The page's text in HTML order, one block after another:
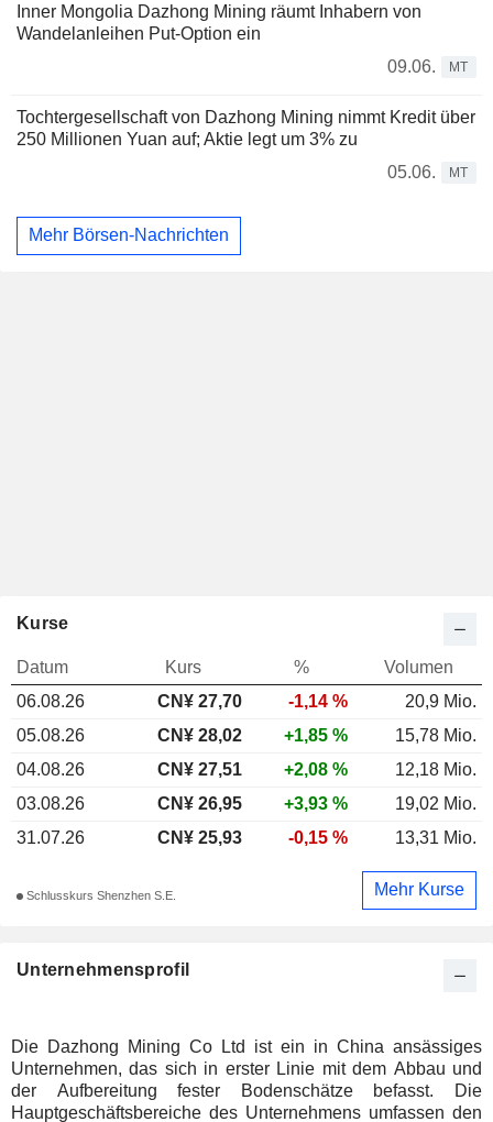
Inner Mongolia Dazhong Mining räumt Inhabern von
Wandelanleihen Put-Option ein
09.06.
MT
Tochtergesellschaft von Dazhong Mining nimmt Kredit über
250 Millionen Yuan auf; Aktie legt um 3% zu
05.06.
MT
Mehr Börsen-Nachrichten
Unternehmensprofil
Die Dazhong Mining Co Ltd ist ein in China ansässiges
Unternehmen, das sich in erster Linie mit dem Abbau und
der Aufbereitung fester Bodenschätze befasst. Die
Hauptgeschäftsbereiche des Unternehmens umfassen den
Kurse
Datum Kurs %
Volumen
06.08.26
CN¥ 27,70 -1,14 %
20,9 Mio.
05.08.26
CN¥ 28,02 +1,85 %
15,78 Mio.
04.08.26
CN¥ 27,51 +2,08 %
12,18 Mio.
03.08.26
CN¥ 26,95 +3,93 %
19,02 Mio.
31.07.26
CN¥ 25,93 -0,15 % 13,31 Mio.
Schlusskurs Shenzhen S.E. Mehr Kurse